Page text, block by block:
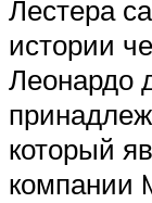
Лестера
истории
Леонардо
который
компании